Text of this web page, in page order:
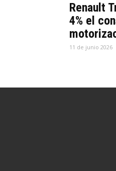
Renault
4% el
11 de junio 2026